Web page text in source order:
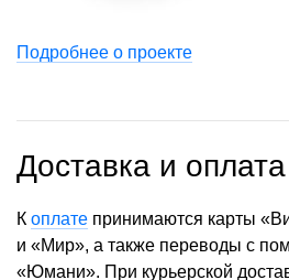
Подробнее о проекте
Доставка и оплата
К оплате принимаются карты
и «Мир», а также переводы с
«Юмани». При курьерской